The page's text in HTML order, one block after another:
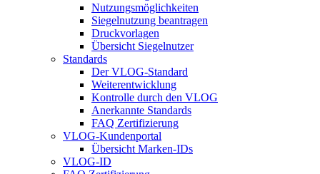
Nutzungsmöglichkeiten
Siegelnutzung beantragen
Druckvorlagen
Übersicht Siegelnutzer
Standards
Der VLOG-Standard
Weiterentwicklung
Kontrolle durch den VLOG
Anerkannte Standards
FAQ Zertifizierung
VLOG-Kundenportal
Übersicht Marken-IDs
VLOG-ID